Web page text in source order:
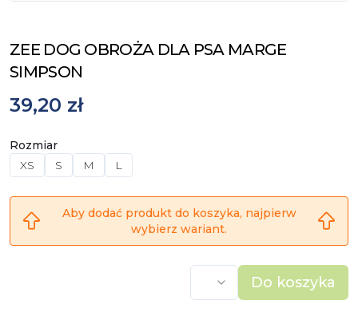
ZEE DOG OBROŻA DLA PSA MARGE
SIMPSON
39,20 zł
Rozmiar
XS
S M L
Aby dodać produkt do koszyka, najpierw
wybierz wariant.
Do koszyka